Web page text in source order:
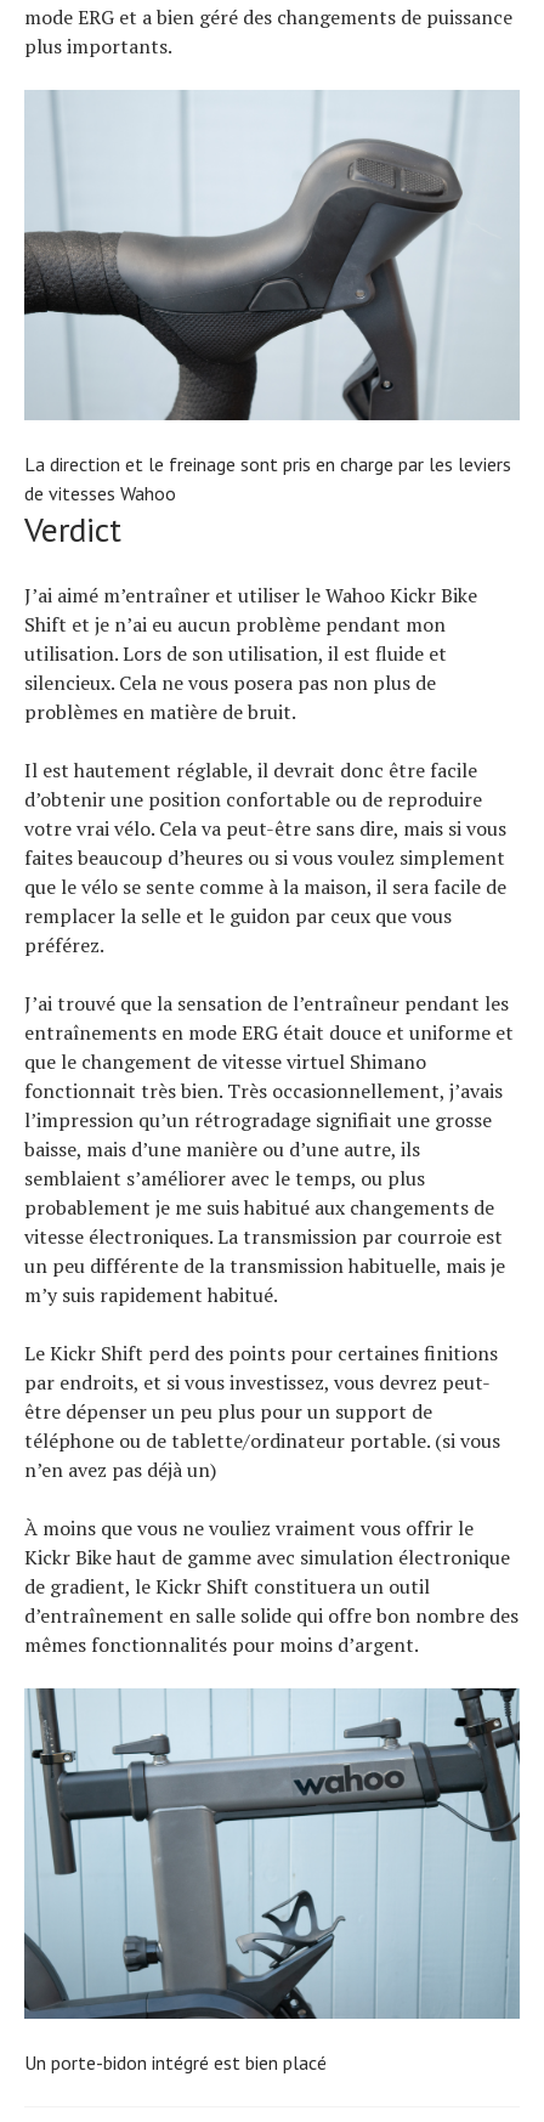
mode ERG et a bien géré des changements de puissance
plus importants.
La direction et le freinage sont pris en charge par les leviers
de vitesses Wahoo
Verdict
J’ai aimé m’entraîner et utiliser le Wahoo Kickr Bike
Shift et je n’ai eu aucun problème pendant mon
utilisation. Lors de son utilisation, il est fluide et
silencieux. Cela ne vous posera pas non plus de
problèmes en matière de bruit.
Il est hautement réglable, il devrait donc être facile
d’obtenir une position confortable ou de reproduire
votre vrai vélo. Cela va peut-être sans dire, mais si vous
faites beaucoup d’heures ou si vous voulez simplement
que le vélo se sente comme à la maison, il sera facile de
remplacer la selle et le guidon par ceux que vous
préférez.
J’ai trouvé que la sensation de l’entraîneur pendant les
entraînements en mode ERG était douce et uniforme et
que le changement de vitesse virtuel Shimano
fonctionnait très bien. Très occasionnellement, j’avais
l’impression qu’un rétrogradage signifiait une grosse
baisse, mais d’une manière ou d’une autre, ils
semblaient s’améliorer avec le temps, ou plus
probablement je me suis habitué aux changements de
vitesse électroniques. La transmission par courroie est
un peu différente de la transmission habituelle, mais je
m’y suis rapidement habitué.
Le Kickr Shift perd des points pour certaines finitions
par endroits, et si vous investissez, vous devrez peut-
être dépenser un peu plus pour un support de
téléphone ou de tablette/ordinateur portable. (si vous
n’en avez pas déjà un)
À moins que vous ne vouliez vraiment vous offrir le
Kickr Bike haut de gamme avec simulation électronique
de gradient, le Kickr Shift constituera un outil
d’entraînement en salle solide qui offre bon nombre des
mêmes fonctionnalités pour moins d’argent.
Un porte-bidon intégré est bien placé